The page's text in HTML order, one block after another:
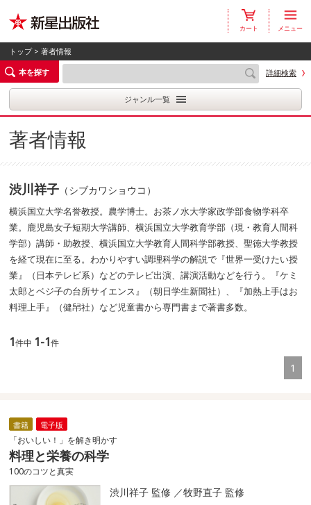
カート メニュー
トップ> 著者情報
本を探す
詳細検索
ジャンル一覧
著者情報
渋川祥子 （シブカワショウコ）
横浜国立大学名誉教授。農学博士。お茶ノ水大学家政学部食物学科卒
業。鹿児島女子短期大学講師、横浜国立大学教育学部（現・教育人間科
学部）講師・助教授、横浜国立大学教育人間科学部教授、聖徳大学教授
を経て現在に至る。わかりやすい調理科学の解説で『世界一受けたい授
業』（日本テレビ系）などのテレビ出演、講演活動などを行う。『ケミ
太郎とベジ子の台所サイエンス』（朝日学生新聞社）、『加熱上手はお
料理上手』（健帠社）など児童書から専門書まで著書多数。
1件中 1-1件
1
書籍 電子版
「おいしい！」を解き明かす
料理と栄養の科学
100のコツと真実
渋川祥子 監修 ／牧野直子 監修